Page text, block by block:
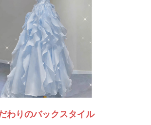
わりのバックスタイル